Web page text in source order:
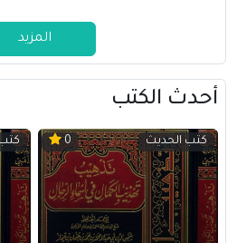
المزيد
أحدث الكتب
كتب الحديث 0